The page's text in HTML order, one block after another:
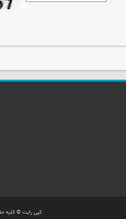
کپی رایت © کلیه